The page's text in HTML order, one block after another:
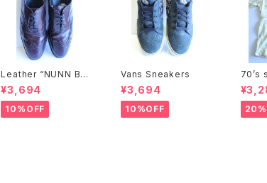
Leather “NUNN BUS
H” Shoes
¥3,694
10%OFF
Vans Sneakers
¥3,694
10%OFF
70’s
uba